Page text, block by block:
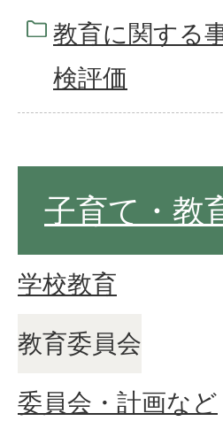
教育に関する
検評価
子育て・教
学校教育
教育委員会
委員会・計画など